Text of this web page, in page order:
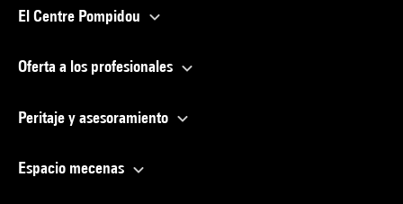
El Centre Pompidou
Oferta a los profesionales
Peritaje y asesoramiento
Espacio mecenas